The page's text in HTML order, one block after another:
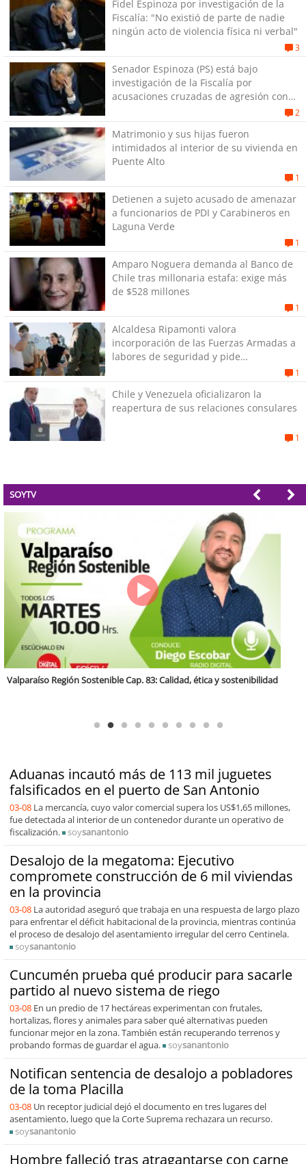
Fidel Espinoza por investigación de la
Fiscalía: "No existió de parte de nadie
ningún acto de violencia física ni verbal"
3
Senador Espinoza (PS) está bajo
investigación de la Fiscalía por
acusaciones cruzadas de agresión con
2
Matrimonio y sus hijas fueron
intimidados al interior de su vivienda en
Puente Alto
1
Detienen a sujeto acusado de amenazar
a funcionarios de PDI y Carabineros en
Laguna Verde
1
Amparo Noguera demanda al Banco de
Chile tras millonaria estafa: exige más
de $528 millones
1
Alcaldesa Ripamonti valora
incorporación de las Fuerzas Armadas a
labores de seguridad y pide
1
Chile y Venezuela oficializaron la
reapertura de sus relaciones consulares
1
SOYTV
Aduanas incautó más de 113 mil juguetes
falsificados en el puerto de San Antonio
03-08 La mercancía, cuyo valor comercial supera los US$1,65 millones,
fue detectada al interior de un contenedor durante un operativo de
fiscalización.
soysanantonio
Desalojo de la megatoma: Ejecutivo
compromete construcción de 6 mil viviendas
en la provincia
03-08 La autoridad aseguró que trabaja en una respuesta de largo plazo
para enfrentar el déficit habitacional de la provincia, mientras continúa
el proceso de desalojo del asentamiento irregular del cerro Centinela.
soysanantonio
Cuncumén prueba qué producir para sacarle
partido al nuevo sistema de riego
03-08 En un predio de 17 hectáreas experimentan con frutales,
hortalizas, flores y animales para saber qué alternativas pueden
funcionar mejor en la zona. También están recuperando terrenos y
probando formas de guardar el agua.
soysanantonio
Notifican sentencia de desalojo a pobladores
de la toma Placilla
03-08 Un receptor judicial dejó el documento en tres lugares del
asentamiento, luego que la Corte Suprema rechazara un recurso.
soysanantonio
Hombre falleció tras atragantarse con carne